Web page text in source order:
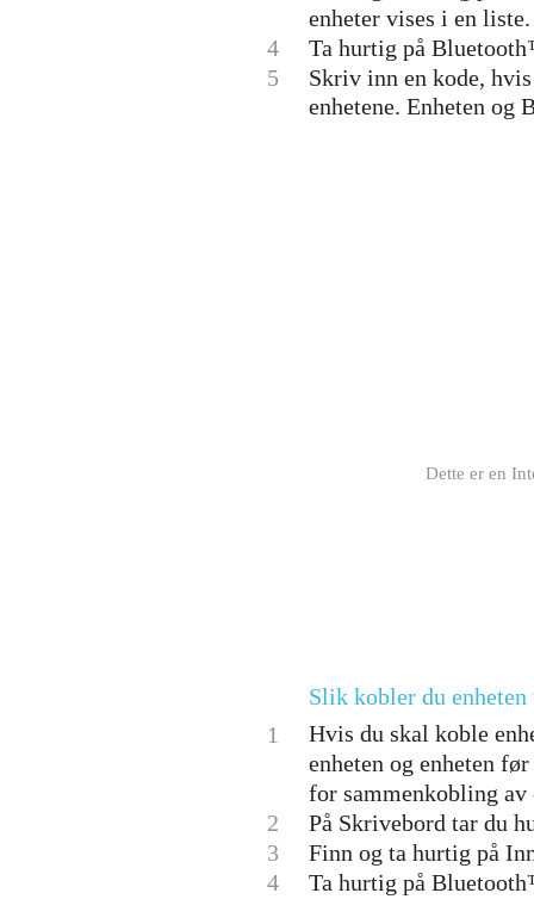
enheter vises i en liste.
4
Ta hurtig på
5
Skriv inn en kode,
enhetene. Enheten og
Dette er en
Slik kobler du
1
Hvis du skal koble
enheten og enheten
for sammenkobling av
2
På Skrivebord tar du
3
Finn og ta hurtig på
4
Ta hurtig på